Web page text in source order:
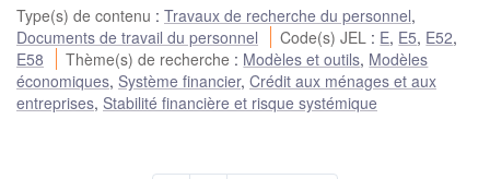
Type(s) de contenu : Travaux de recherche du personnel,
Documents de travail du personnel
Code(s) JEL : E, E5, E52,
E58
Thème(s) de recherche : Modèles et outils, Modèles
économiques, Système financier, Crédit aux ménages et aux
entreprises, Stabilité financière et risque systémique